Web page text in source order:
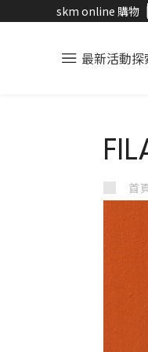
skm online 購物
最新活動探
首